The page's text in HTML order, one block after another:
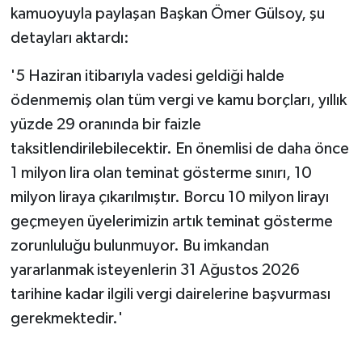
kamuoyuyla paylaşan Başkan Ömer Gülsoy, şu
detayları aktardı:
'5 Haziran itibarıyla vadesi geldiği halde
ödenmemiş olan tüm vergi ve kamu borçları, yıllık
yüzde 29 oranında bir faizle
taksitlendirilebilecektir. En önemlisi de daha önce
1 milyon lira olan teminat gösterme sınırı, 10
milyon liraya çıkarılmıştır. Borcu 10 milyon lirayı
geçmeyen üyelerimizin artık teminat gösterme
zorunluluğu bulunmuyor. Bu imkandan
yararlanmak isteyenlerin 31 Ağustos 2026
tarihine kadar ilgili vergi dairelerine başvurması
gerekmektedir.'